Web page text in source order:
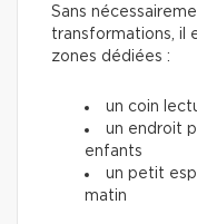
Sans
transformations, il
zones dédiées :
un coin
un endroit
enfants
un petit
matin